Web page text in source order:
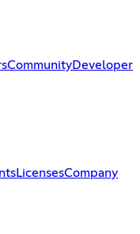
CommunityDeveloper
LicensesCompany